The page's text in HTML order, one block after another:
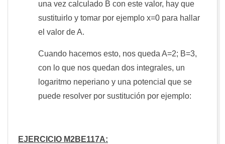
una vez calculado B con este valor, hay que
sustituirlo y tomar por ejemplo x=0 para hallar
el valor de A.
Cuando hacemos esto, nos queda A=2; B=3,
con lo que nos quedan dos integrales, un
logaritmo neperiano y una potencial que se
puede resolver por sustitución por ejemplo:
EJERCICIO M2BE117A: